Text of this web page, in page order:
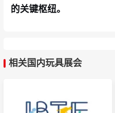
的关键枢纽。
相关国内玩具展会